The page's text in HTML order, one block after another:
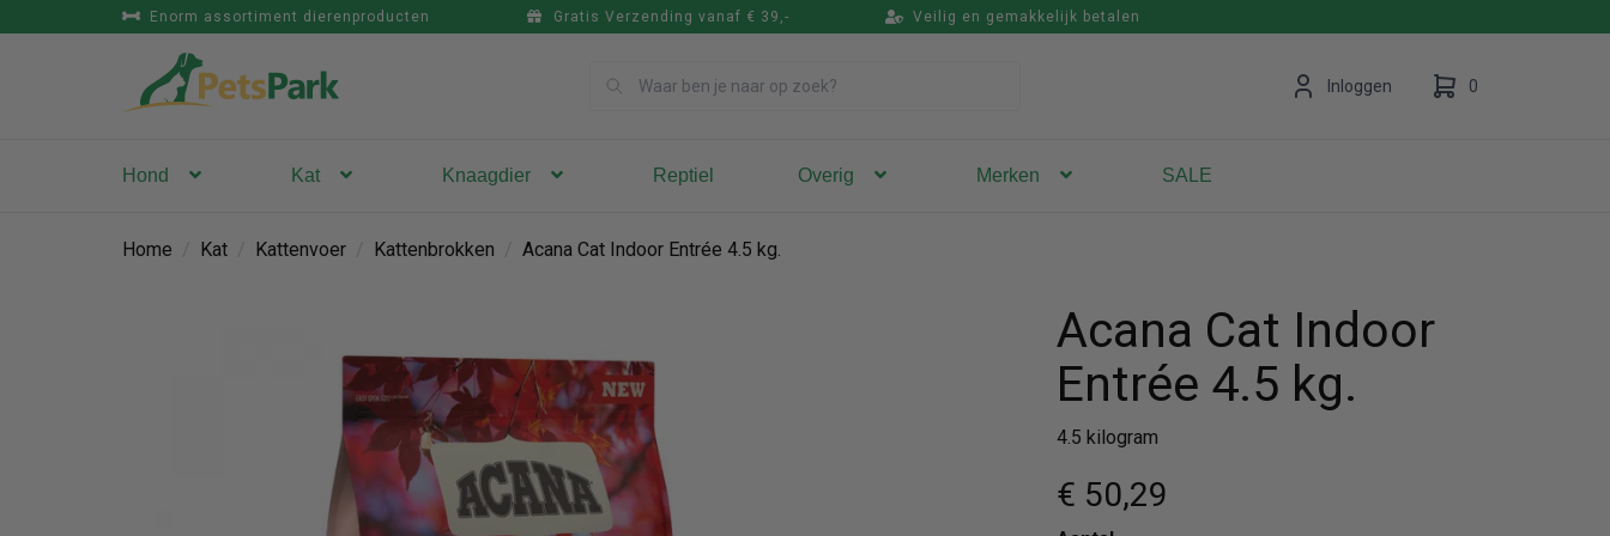
Enorm assortiment dierenproducten Gratis Verzending vanaf € 39,- Veilig en gemakkelijk betalen
Inloggen 0
Vul hem met producten.
Hond Kat Knaagdier Reptiel Overig Merken SALE
Home Kat Kattenvoer Kattenbrokken Acana Cat Indoor Entrée 4.5 kg.
Acana Cat Indoor
Entrée 4.5 kg.
4.5 kilogram
€ 50,29